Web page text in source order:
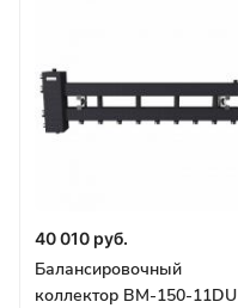
40 010 руб.
Балансировочный
коллектор BM-150-11DU